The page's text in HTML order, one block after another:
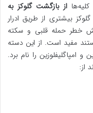
کلیه‌هااز بازگشت گلوکز به
بیشتری از طریق ادرار
خطر حمله قلبی و سکته
مفید است. از این دسته
و امپاگلیفلوزین را نام برد.
از: